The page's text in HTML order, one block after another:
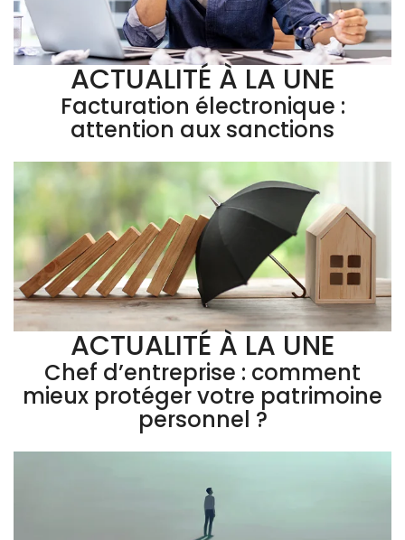
ACTUALITÉ À LA UNE
Facturation électronique :
attention aux sanctions
ACTUALITÉ À LA UNE
Chef d’entreprise : comment
mieux protéger votre patrimoine
personnel ?